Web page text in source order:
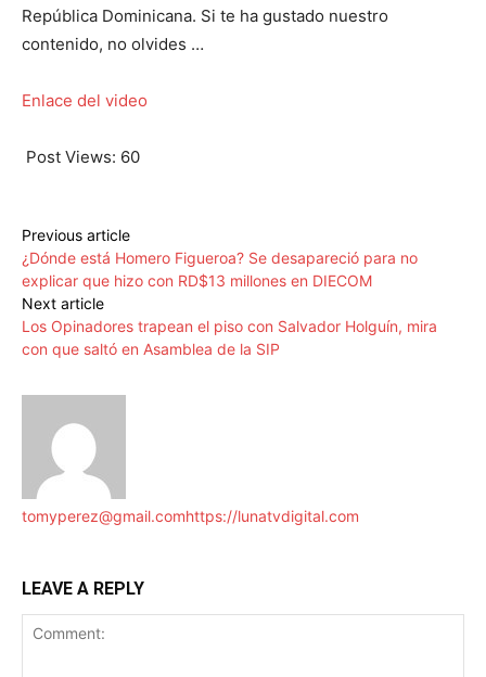
República Dominicana. Si te ha gustado nuestro
contenido, no olvides …
Enlace del video
Post Views: 60
Previous article
¿Dónde está Homero Figueroa? Se desapareció para no
explicar que hizo con RD$13 millones en DIECOM
Next article
Los Opinadores trapean el piso con Salvador Holguín, mira
con que saltó en Asamblea de la SIP
tomyperez@gmail.comhttps://lunatvdigital.com
LEAVE A REPLY